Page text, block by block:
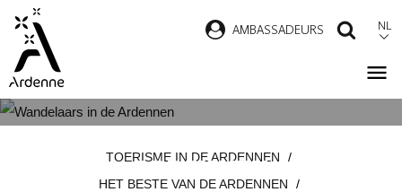
Overslaan
naar
inhoud
AMBASSADEURS NL
ARDENNEN
TOERISME IN DE ARDENNEN
HET BESTE VAN DE ARDENNEN